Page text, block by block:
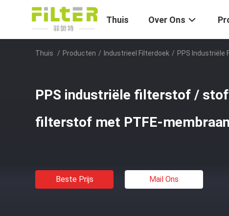
Thuis Over Ons
Thuis / Producten / Industrieel Filterdoek / PPS
PPS industriële filterstof /
filterstof met PTFE-membraan
Beste Prijs Mail Ons